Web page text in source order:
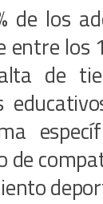
de los
entre los
de
de